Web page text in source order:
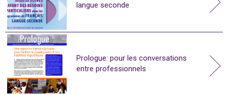
langue seconde
Prologue: pour les conversations
entre professionnels